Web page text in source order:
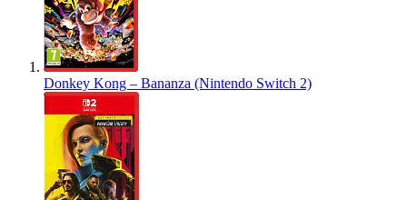
Donkey Kong – Bananza (Nintendo Switch 2)